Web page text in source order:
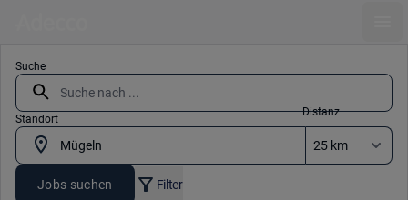
Suche
Standort
Distanz
Jobs suchen Filter